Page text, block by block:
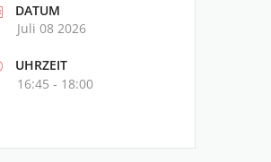
DATUM
Juli 08 2026
UHRZEIT
16:45 - 18:00